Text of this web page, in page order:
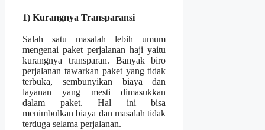
1) Kurangnya Transparansi
Salah satu masalah lebih umum
mengenai paket perjalanan haji yaitu
kurangnya transparan. Banyak biro
perjalanan tawarkan paket yang tidak
terbuka, sembunyikan biaya dan
layanan yang mesti dimasukkan
dalam paket. Hal ini bisa
menimbulkan biaya dan masalah tidak
terduga selama perjalanan.